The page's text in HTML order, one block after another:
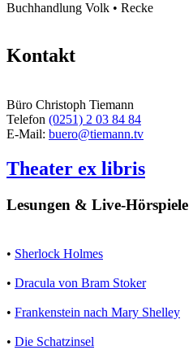
Buchhandlung Volk • Recke
Kontakt
Büro Christoph Tiemann
Telefon (0251) 2 03 84 84
E-Mail: buero@tiemann.tv
Theater ex libris
Lesungen & Live-Hörspiele
• Sherlock Holmes
• Dracula von Bram Stoker
• Frankenstein nach Mary Shelley
• Die Schatzinsel